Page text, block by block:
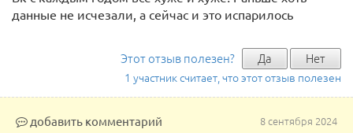
данные не исчезали, а сейчас и это испарилось
Этот отзыв полезен? Да Нет
1 участник считает, что этот отзыв полезен
8 сентября 2024
добавить комментарий